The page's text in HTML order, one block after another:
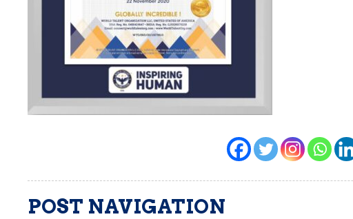
POST NAVIGATION